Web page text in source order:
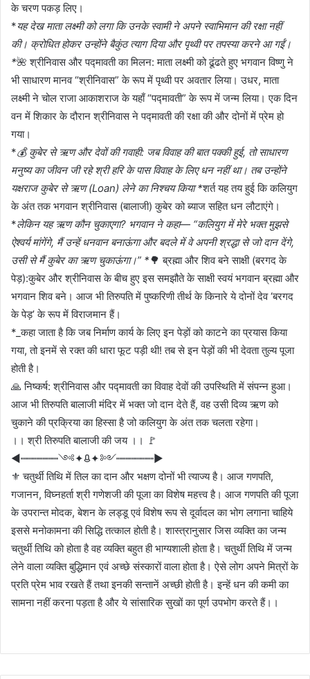
के चरण पकड़ लिए।
*यह देख माता लक्ष्मी को लगा कि उनके स्वामी ने अपने स्वाभिमान की रक्षा नहीं
की। क्रोधित होकर उन्होंने बैकुंठ त्याग दिया और पृथ्वी पर तपस्या करने आ गईं।
*🌺 श्रीनिवास और पद्मावती का मिलन: माता लक्ष्मी को ढूंढते हुए भगवान विष्णु ने
भी साधारण मानव “श्रीनिवास” के रूप में पृथ्वी पर अवतार लिया। उधर, माता
लक्ष्मी ने चोल राजा आकाशराज के यहाँ “पद्मावती” के रूप में जन्म लिया। एक दिन
वन में शिकार के दौरान श्रीनिवास ने पद्मावती की रक्षा की और दोनों में प्रेम हो
गया।
*💰 कुबेर से ऋण और देवों की गवाही: जब विवाह की बात पक्की हुई, तो साधारण
मनुष्य का जीवन जी रहे श्री हरि के पास विवाह के लिए धन नहीं था। तब उन्होंने
यक्षराज कुबेर से ऋण (Loan) लेने का निश्चय किया *शर्त यह तय हुई कि कलियुग
के अंत तक भगवान श्रीनिवास (बालाजी) कुबेर को ब्याज सहित धन लौटाएंगे।
*लेकिन यह ऋण कौन चुकाएगा? भगवान ने कहा— “कलियुग में मेरे भक्त मुझसे
ऐश्वर्य मांगेंगे, मैं उन्हें धनवान बनाऊंगा और बदले में वे अपनी श्रद्धा से जो दान देंगे,
उसी से मैं कुबेर का ऋण चुकाऊंगा।” *🌳 ब्रह्मा और शिव बने साक्षी (बरगद के
पेड़):कुबेर और श्रीनिवास के बीच हुए इस समझौते के साक्षी स्वयं भगवान ब्रह्मा और
भगवान शिव बने। आज भी तिरुपति में पुष्करिणी तीर्थ के किनारे ये दोनों देव ‘बरगद
के पेड़’ के रूप में विराजमान हैं।
*_कहा जाता है कि जब निर्माण कार्य के लिए इन पेड़ों को काटने का प्रयास किया
गया, तो इनमें से रक्त की धारा फूट पड़ी थी! तब से इन पेड़ों की भी देवता तुल्य पूजा
होती है।
🙏 निष्कर्ष: श्रीनिवास और पद्मावती का विवाह देवों की उपस्थिति में संपन्न हुआ।
आज भी तिरुपति बालाजी मंदिर में भक्त जो दान देते हैं, वह उसी दिव्य ऋण को
चुकाने की प्रक्रिया का हिस्सा है जो कलियुग के अंत तक चलता रहेगा।
।। श्री तिरुपति बालाजी की जय ।। 🚩
◄┉┉┉┉┉┉༺✦ᱪ✦༻┉┉┉┉┉┉►
⚜️ चतुर्थी तिथि में तिल का दान और भक्षण दोनों भी त्याज्य है। आज गणपति,
गजानन, विघ्नहर्ता श्री गणेशजी की पूजा का विशेष महत्त्व है। आज गणपति की पूजा
के उपरान्त मोदक, बेशन के लड्डू एवं विशेष रूप से दूर्वादल का भोग लगाना चाहिये
इससे मनोकामना की सिद्धि तत्काल होती है। शास्त्रानुसार जिस व्यक्ति का जन्म
चतुर्थी तिथि को होता है वह व्यक्ति बहुत ही भाग्यशाली होता है। चतुर्थी तिथि में जन्म
लेने वाला व्यक्ति बुद्धिमान एवं अच्छे संस्कारों वाला होता है। ऐसे लोग अपने मित्रों के
प्रति प्रेम भाव रखते हैं तथा इनकी सन्तानें अच्छी होती है। इन्हें धन की कमी का
सामना नहीं करना पड़ता है और ये सांसारिक सुखों का पूर्ण उपभोग करते हैं।।